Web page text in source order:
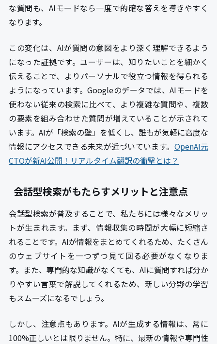
な質問も、AIモードなら一度で的確な答えを導きやすく
なります。
この変化は、AIが質問の意図をより深く理解できるよう
になった証拠です。ユーザーは、知りたいことを細かく
伝えることで、よりパーソナルで役立つ情報を得られる
ようになっています。Googleのデータでは、AIモードを
使わない従来の検索に比べて、より複雑な質問や、複数
の要素を組み合わせた質問が増えていることが示されて
います。AIが「検索の壁」を低くし、誰もが気軽に高度な
情報にアクセスできる未来が近づいています。 OpenAI元
CTOが新AI公開！リアルタイム翻訳の衝撃とは？
会話型検索がもたらすメリットと注意点
会話型検索が普及することで、私たちには様々なメリッ
トが生まれます。まず、情報収集の時間が大幅に短縮さ
れることです。AIが情報をまとめてくれるため、たくさん
のウェブサイトを一つずつ見て回る必要がなくなりま
す。また、専門的な知識がなくても、AIに質問すれば分か
りやすい言葉で解説してくれるため、新しい分野の学習
もスムーズになるでしょう。
しかし、注意点もあります。AIが生成する情報は、常に
100%正しいとは限りません。特に、最新の情報や専門性